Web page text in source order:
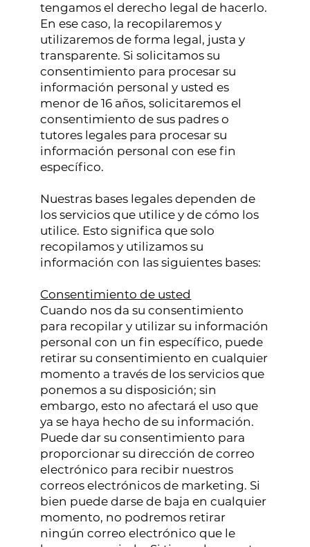
tengamos el derecho legal de hacerlo.
En ese caso, la recopilaremos y
utilizaremos de forma legal, justa y
transparente. Si solicitamos su
consentimiento para procesar su
información personal y usted es
menor de 16 años, solicitaremos el
consentimiento de sus padres o
tutores legales para procesar su
información personal con ese fin
específico.
Nuestras bases legales dependen de
los servicios que utilice y de cómo los
utilice. Esto significa que solo
recopilamos y utilizamos su
información con las siguientes bases:
Consentimiento de usted
Cuando nos da su consentimiento
para recopilar y utilizar su información
personal con un fin específico, puede
retirar su consentimiento en cualquier
momento a través de los servicios que
ponemos a su disposición; sin
embargo, esto no afectará el uso que
ya se haya hecho de su información.
Puede dar su consentimiento para
proporcionar su dirección de correo
electrónico para recibir nuestros
correos electrónicos de marketing. Si
bien puede darse de baja en cualquier
momento, no podremos retirar
ningún correo electrónico que le